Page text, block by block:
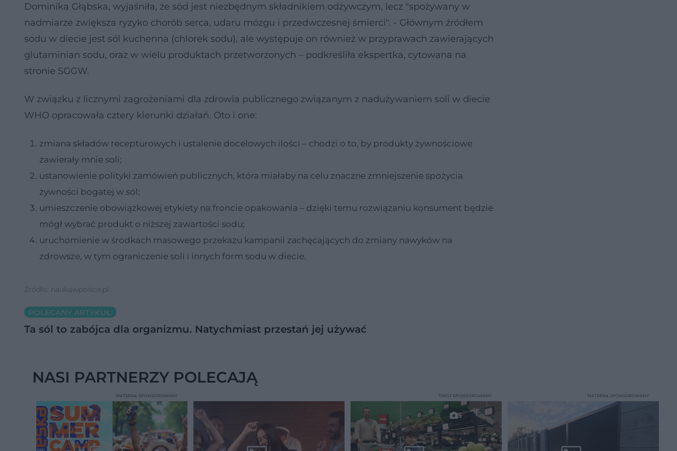
Dominika Głąbska, wyjaśniła, że sód jest niezbędnym składnikiem odżywczym, lecz "spożywany w
nadmiarze zwiększa ryzyko chorób serca, udaru mózgu i przedwczesnej śmierci". - Głównym źródłem
sodu w diecie jest sól kuchenna (chlorek sodu), ale występuje on również w przyprawach zawierających
glutaminian sodu, oraz w wielu produktach przetworzonych – podkreśliła ekspertka, cytowana na
stronie SGGW.
W związku z licznymi zagrożeniami dla zdrowia publicznego związanym z nadużywaniem soli w diecie
WHO opracowała cztery kierunki działań. Oto i one:
zmiana składów recepturowych i ustalenie docelowych ilości – chodzi o to, by produkty żywnościowe
zawierały mnie soli;
ustanowienie polityki zamówień publicznych, która miałaby na celu znaczne zmniejszenie spożycia
żywności bogatej w sól;
umieszczenie obowiązkowej etykiety na froncie opakowania – dzięki temu rozwiązaniu konsument będzie
mógł wybrać produkt o niższej zawartości sodu;
uruchomienie w środkach masowego przekazu kampanii zachęcających do zmiany nawyków na
zdrowsze, w tym ograniczenie soli i innych form sodu w diecie.
Źródło: naukawpolsce.pl
POLECANY ARTYKUŁ:
Ta sól to zabójca dla organizmu. Natychmiast przestań jej używać
NASI PARTNERZY POLECAJĄ
MATERIAŁ SPONSOROWANY
5
TEKST SPONSOROWANY MATERIAŁ SPONSOROWANY